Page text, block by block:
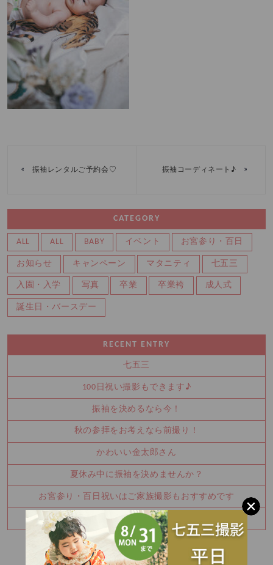
« 振袖レンタルご予約会♡ 振袖コーディネート♪ »
CATEGORY
ALL ALL BABY イベント お宮参り・百日
お知らせ キャンペーン マタニティ 七五三
入園・入学 写真 卒業 卒業袴 成人式
誕生日・バースデー
RECENT ENTRY
七五三
100日祝い撮影もできます♪
振袖を決めるなら今！
秋の参拝をお考えなら前撮り！
かわいい金太郎さん
夏休み中に振袖を決めませんか？
お宮参り・百日祝いはご家族撮影もおすすめです
七五三8月キャンペーン✨